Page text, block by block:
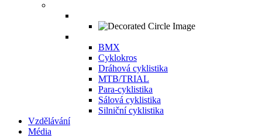
BMX
Cyklokros
Dráhová cyklistika
MTB/TRIAL
Para-cyklistika
Sálová cyklistika
Silniční cyklistika
Vzdělávání
Média